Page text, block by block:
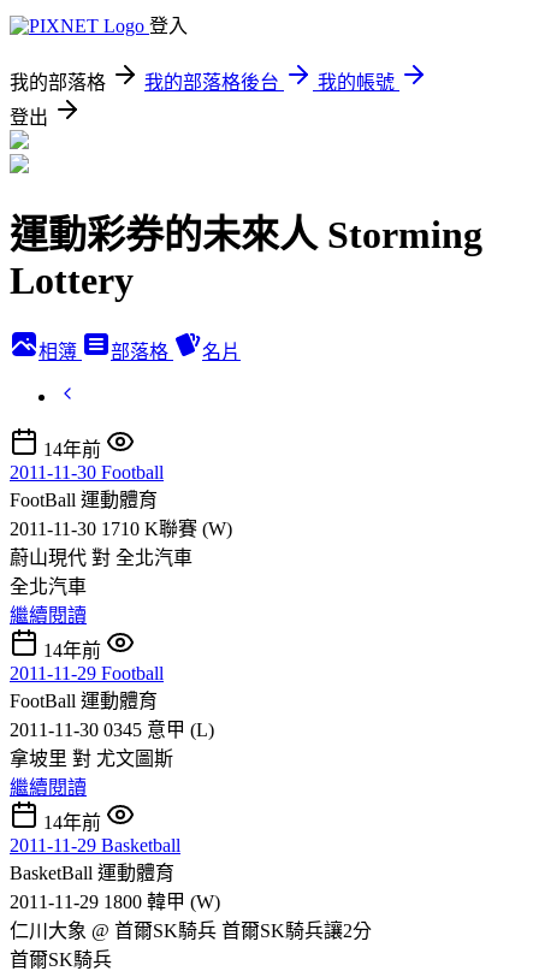
登入
我的部落格 我的部落格後台
我的帳號
登出
運動彩券的未來人 Storming
Lottery
相簿 部落格 名片
14年前
2011-11-30 Football
FootBall 運動體育
2011-11-30 1710 K聯賽 (W)
蔚山現代 對 全北汽車
全北汽車
繼續閱讀
14年前
2011-11-29 Football
FootBall 運動體育
2011-11-30 0345 意甲 (L)
拿坡里 對 尤文圖斯
繼續閱讀
14年前
2011-11-29 Basketball
BasketBall 運動體育
2011-11-29 1800 韓甲 (W)
仁川大象 @ 首爾SK騎兵 首爾SK騎兵讓2分
首爾SK騎兵